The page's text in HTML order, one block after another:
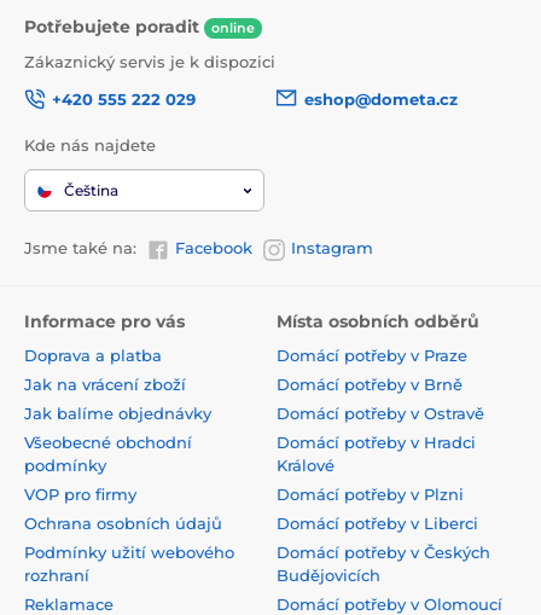
Potřebujete poradit online
Zákaznický servis je k dispozici
+420 555 222 029
eshop@dometa.cz
Kde nás najdete
Čeština
Jsme také na: Facebook Instagram
Informace pro vás
Doprava a platba
Jak na vrácení zboží
Jak balíme objednávky
Všeobecné obchodní
podmínky
VOP pro firmy
Ochrana osobních údajů
Podmínky užití webového
rozhraní
Reklamace
Místa osobních odběrů
Domácí potřeby v Praze
Domácí potřeby v Brně
Domácí potřeby v Ostravě
Domácí potřeby v Hradci
Králové
Domácí potřeby v Plzni
Domácí potřeby v Liberci
Domácí potřeby v Českých
Budějovicích
Domácí potřeby v Olomoucí